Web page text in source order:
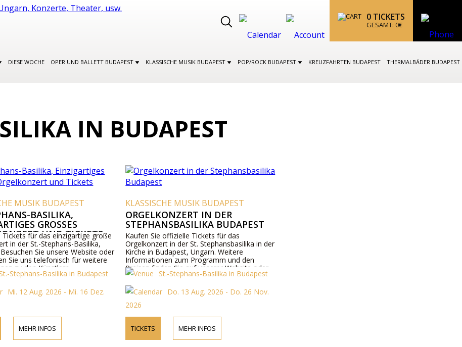
0 TICKETS
GESAMT: 0€
DIESE WOCHE OPER UND BALLETT BUDAPEST KLASSISCHE MUSIK BUDAPEST POP/ROCK BUDAPEST KREUZFAHRTEN BUDAPEST THERMALBÄDER BUDAPEST
IN BUDAPEST
MUSIK BUDAPEST
BASILIKA,
GROSSES O
UND TICKETS
Tickets für das einzigartige große
in der St.-Stephans-Basilika,
Sie unsere Website oder
Sie uns telefonisch für weitere
zu den Künstlern,
und Ticketpreisen.
St.-Stephans-Basilika in Budapest
Mi. 12 Aug. 2026 - Mi. 16 Dez.
MEHR INFOS
KLASSISCHE MUSIK BUDAPEST
ORGELKONZERT IN DER
STEPHANSBASILIKA BUDAPEST
Kaufen Sie offizielle Tickets für das
Orgelkonzert in der St. Stephansbasilika in der
Kirche in Budapest, Ungarn. Weitere
Informationen zum Programm und den
Preisen finden Sie auf unserer Website oder
kontaktieren Sie uns telefonisch.
St.-Stephans-Basilika in Budapest
Do. 13 Aug. 2026 - Do. 26 Nov.
2026
TICKETS MEHR INFOS